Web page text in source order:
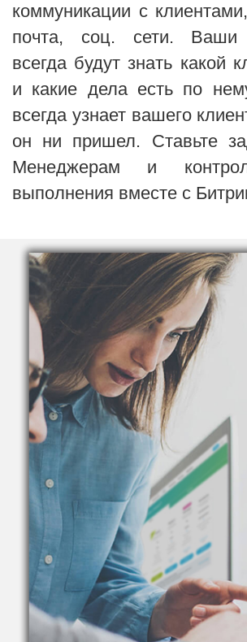
коммуникации с
почта, соц. сети. Ваши
всегда будут знать какой
и какие дела есть по
всегда узнает вашего
он ни пришел. Ставьте
Менеджерам и
выполнения вместе с